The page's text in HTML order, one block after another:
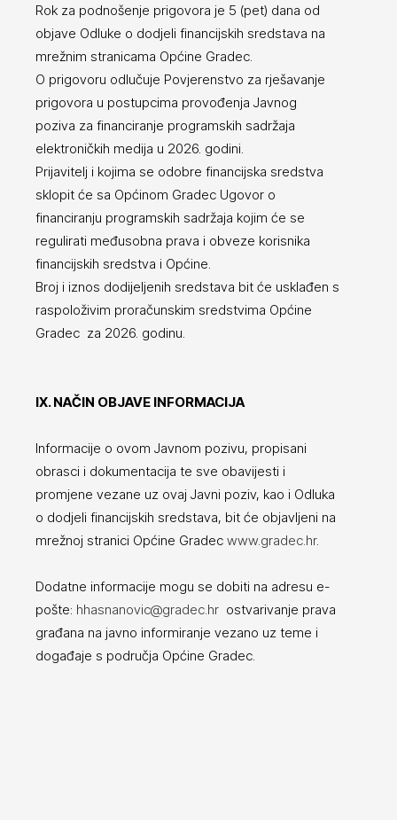
Rok za podnošenje prigovora je 5 (pet) dana od
objave Odluke o dodjeli financijskih sredstava na
mrežnim stranicama Općine Gradec.
O prigovoru odlučuje Povjerenstvo za rješavanje
prigovora u postupcima provođenja Javnog
poziva za financiranje programskih sadržaja
elektroničkih medija u 2026. godini.
Prijavitelj i kojima se odobre financijska sredstva
sklopit će sa Općinom Gradec Ugovor o
financiranju programskih sadržaja kojim će se
regulirati međusobna prava i obveze korisnika
financijskih sredstva i Općine.
Broj i iznos dodijeljenih sredstava bit će usklađen s
raspoloživim proračunskim sredstvima Općine
Gradec za 2026. godinu.
IX. NAČIN OBJAVE INFORMACIJA
Informacije o ovom Javnom pozivu, propisani
obrasci i dokumentacija te sve obavijesti i
promjene vezane uz ovaj Javni poziv, kao i Odluka
o dodjeli financijskih sredstava, bit će objavljeni na
mrežnoj stranici Općine Gradec www.gradec.hr.
Dodatne informacije mogu se dobiti na adresu e-
pošte: hhasnanovic@gradec.hr ostvarivanje prava
građana na javno informiranje vezano uz teme i
događaje s područja Općine Gradec.